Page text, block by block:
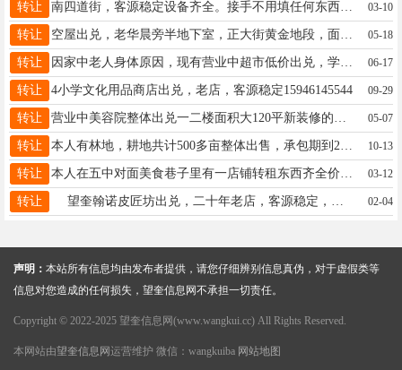
转让 03-10
转让 05-18
转让 因家中老人身体原因，现有营业中超市低价出兑，学校附近，有烟证，有稳定客源，流动性也特别大，价格2万元，诚心的打电话，联系电话：15774551836 06-17
转让 4小学文化用品商店出兑，老店，客源稳定15946145544 09-29
转让 05-07
转让 10-13
转让 03-12
转让 02-04
声明： 本站所有信息均由发布者提供，请您仔细辨别信息真伪，对于虚假类等
信息对您造成的任何损失，望奎信息网不承担一切责任。
Copyright © 2022-2025 望奎信息网(www.wangkui.cc) All Rights Reserved.
本网站由望奎信息网 运营维护 微信：wangkuiba 网站地图